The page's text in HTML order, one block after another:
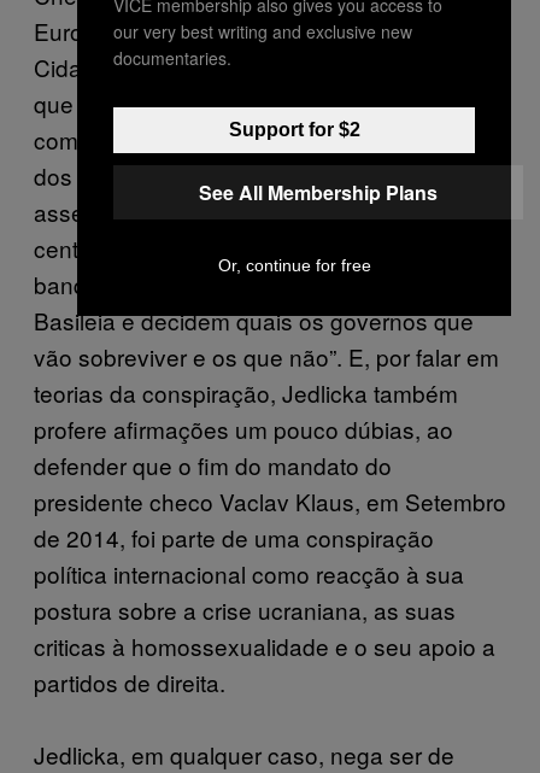
Europeu como candidato do Partido dos
Cidadãos Livres em 2014. Ele também diz
que se sente profundamente identificado
com o duas vezes candidato à presidência
dos Estados Unidos, Ron Paul. Jedlicka
assegura que não haverá nenhum banco
central em Liberland, pois, lembra, “os
banqueiros reúnem-se secretamente em
Basileia e decidem quais os governos que
vão sobreviver e os que não”. E, por falar em
teorias da conspiração, Jedlicka também
profere afirmações um pouco dúbias, ao
defender que o fim do mandato do
presidente checo Vaclav Klaus, em Setembro
de 2014, foi parte de uma conspiração
política internacional como reacção à sua
postura sobre a crise ucraniana, as suas
criticas à homossexualidade e o seu apoio a
partidos de direita.
Jedlicka, em qualquer caso, nega ser de
our very best writing and exclusive new
documentaries.
Support for $2
See All Membership Plans
Or, continue for free